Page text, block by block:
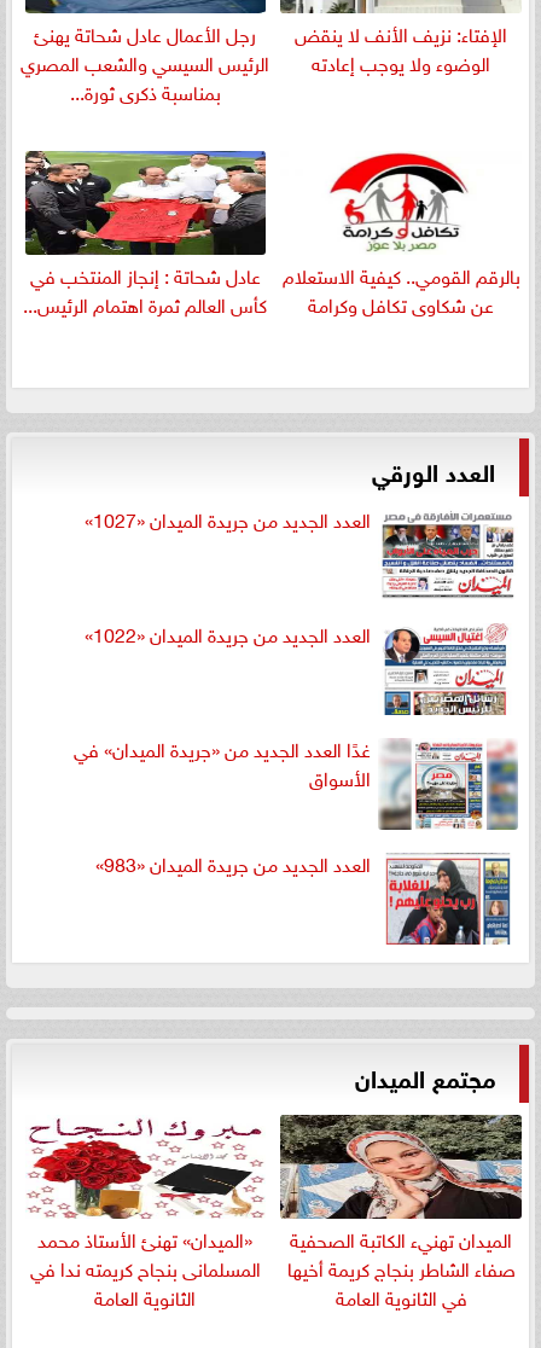
الإفتاء: نزيف الأنف لا ينقض
الوضوء ولا يوجب إعادته
رجل الأعمال عادل شحاتة يهنئ
الرئيس السيسي والشعب المصري
بمناسبة ذكرى ثورة...
بالرقم القومي.. كيفية الاستعلام
عن شكاوى تكافل وكرامة
عادل شحاتة : إنجاز المنتخب في
كأس العالم ثمرة اهتمام الرئيس...
العدد الورقي
العدد الجديد من جريدة الميدان «1027»
العدد الجديد من جريدة الميدان «1022»
غدًا العدد الجديد من «جريدة الميدان» في
الأسواق
العدد الجديد من جريدة الميدان «983»
مجتمع الميدان
الميدان تهنيء الكاتبة الصحفية
صفاء الشاطر بنجاج كريمة أخيها
في الثانوية العامة
«الميدان» تهنئ الأستاذ محمد
المسلمانى بنجاح كريمته ندا في
الثانوية العامة